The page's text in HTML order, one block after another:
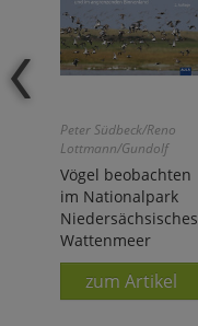
Peter Südbeck/Reno
Lottmann/Gundolf
Reichert
Vögel beobachten
im Nationalpark
Niedersächsisches
Wattenmeer
zum Artikel